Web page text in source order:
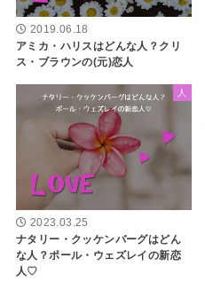
2019.06.18
アミカ・ハリスはどんな人？クリ
ス・ブラウンの(元)恋人
人
2023.03.25
ナタリー・クッケンバーグはどん
な人？ポール・ウェズレイの新恋
人♡